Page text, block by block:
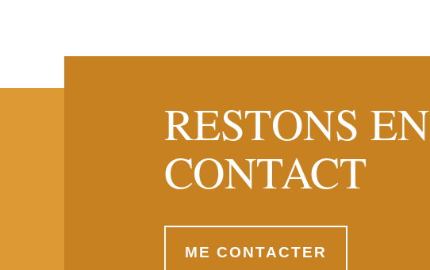
RESTONS EN
CONTACT
ME CONTACTER